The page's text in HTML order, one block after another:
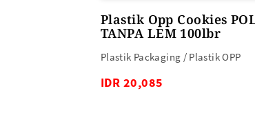
Plastik Opp Cookies
TANPA LEM 100lbr
Plastik Packaging / Plastik OPP
IDR 20,085